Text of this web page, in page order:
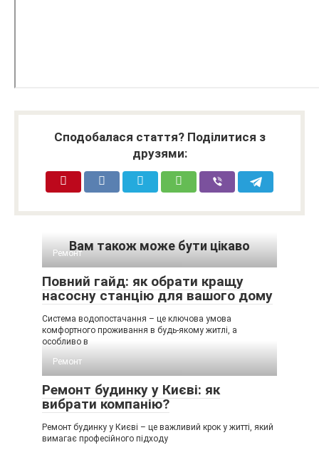
Сподобалася стаття? Поділитися з
друзями:
Вам також може бути цікаво
Ремонт
Повний гайд: як обрати кращу
насосну станцію для вашого дому
Система водопостачання – це ключова умова
комфортного проживання в будь-якому житлі, а
особливо в
Ремонт
Ремонт будинку у Києві: як
вибрати компанію?
Ремонт будинку у Києві – це важливий крок у житті, який
вимагає професійного підходу